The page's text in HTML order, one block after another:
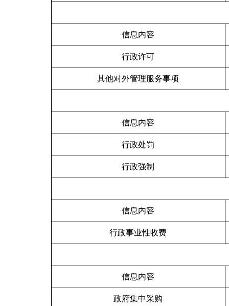
信息内容
行政许可
其他对外管理服务事项
信息内容
行政处罚
行政强制
信息内容
行政事业性收费
信息内容
政府集中采购